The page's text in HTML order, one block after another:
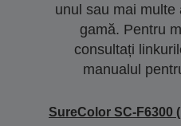
unul sau mai multe
gamă. Pentru
consultați
manualul
SureColor SC-F6300